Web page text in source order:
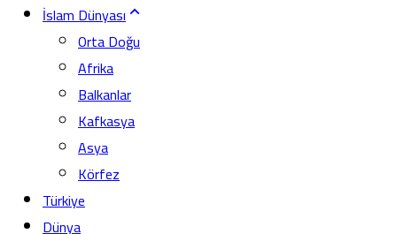
İslam Dünyası
Orta Doğu
Afrika
Balkanlar
Kafkasya
Asya
Körfez
Türkiye
Dünya